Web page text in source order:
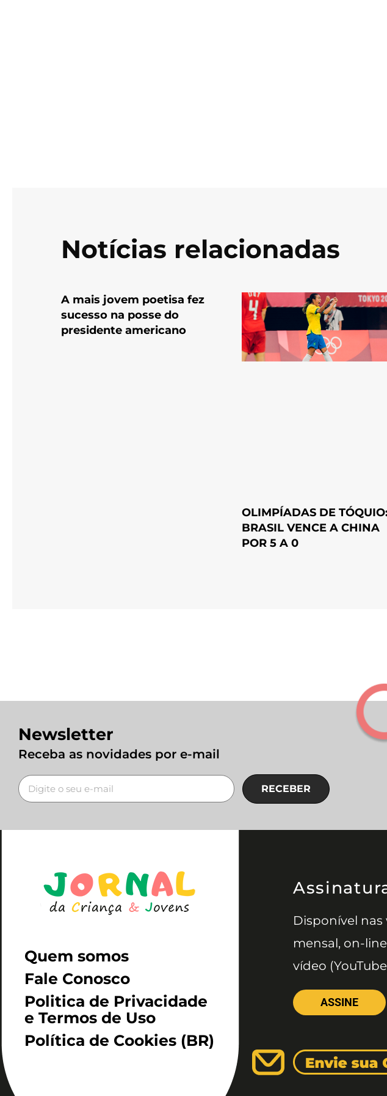
Notícias relacionadas
A mais jovem poetisa fez
sucesso na posse do
presidente americano
OLIMPÍADAS DE TÓQUIO:
BRASIL VENCE A CHINA
POR 5 A 0
Newsletter
Receba as novidades por e-mail
RECEBER
Quem somos
Fale Conosco
Politica de Privacidade
e Termos de Uso
Política de Cookies (BR)
Disponível nas
mensal, on-
vídeo
ASSINE